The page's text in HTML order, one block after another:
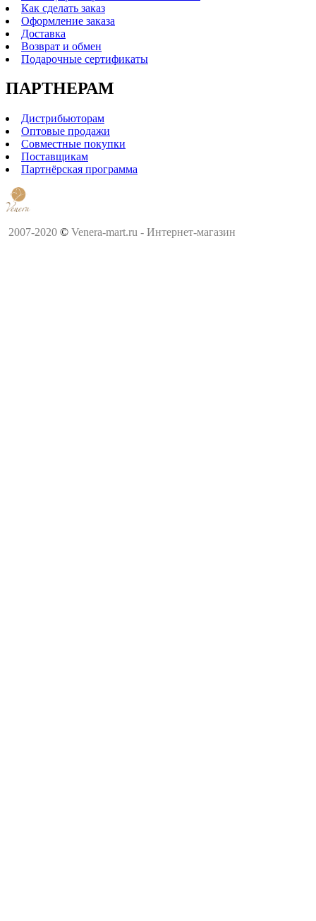
Как сделать заказ
Оформление заказа
Доставка
Возврат и обмен
Подарочные сертификаты
ПАРТНЕРАМ
Дистрибьюторам
Оптовые продажи
Совместные покупки
Поставщикам
Партнёрская программа
2007-2020 © Venera-mart.ru - Интернет-магазин